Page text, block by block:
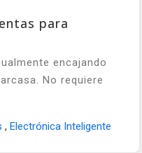
para
encajando
No requiere
, Electrónica Inteligente